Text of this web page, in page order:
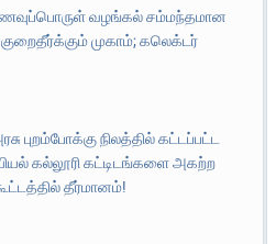
வழங்கல் சம்மந்தமான
முகாம்; கலெக்டர்
புறம்போக்கு நிலத்தில் கட்டப்பட்ட
கல்லூரி கட்டிடங்களை அகற்ற
தீர்மானம்!